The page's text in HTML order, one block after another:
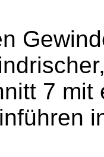
7 mit